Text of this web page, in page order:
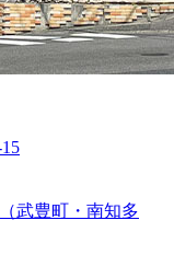
武豊町・南知多